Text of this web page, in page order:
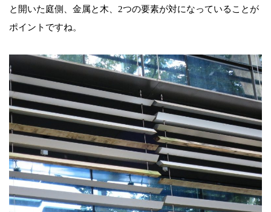
と開いた庭側、金属と木、2つの要素が対になっていることが
ポイントですね。